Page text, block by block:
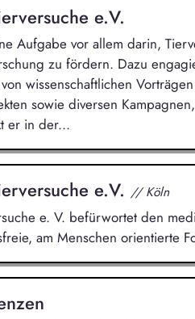
e.V.
Aufgabe vor allem darin,
zu fördern. Dazu
wissenschaftlichen
sowie diversen
er in der...
e.V. // Köln
e. V. befürwortet den
am Menschen orientierte